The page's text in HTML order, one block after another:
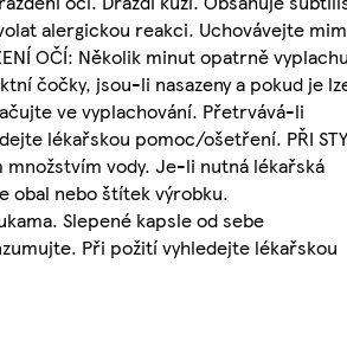
alergickou reakci. Uchovávejte
OČÍ: Několik minut opatrně
čočky, jsou-li nasazeny a pokud je
ve vyplachování. Přetrvává-li
lékařskou pomoc/ošetření. PŘI
množstvím vody. Je-li nutná lékařská
obal nebo štítek výrobku.
Slepené kapsle od sebe
Při požití vyhledejte lékařskou